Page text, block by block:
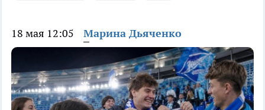
18 мая 12:05 Марина Дьяченко